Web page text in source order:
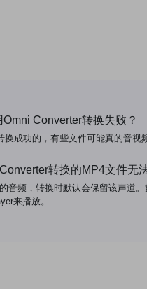
Converter转换失败？
换成功的，有些文件可能真的音
转换的MP4文件无
音频，转换时默认会保留该声道
来播放。